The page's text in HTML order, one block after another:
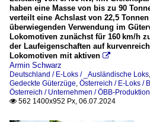
haben eine Masse von bis zu 90
verteilt eine Achslast von 22,5
überwiegenden Verwendung im
Lokomotiven zunächst für 160 km/h
der Laufeigenschaften auf
Lokomotiven mit aktiven 
Armin Schwarz
Deutschland / E-Loks / _Ausländische Loks,
Gedeckte Güterzüge, Österreich / E-Loks /
Österreich / Unternehmen / ÖBB-
 562 1400x952 Px, 06.07.2024